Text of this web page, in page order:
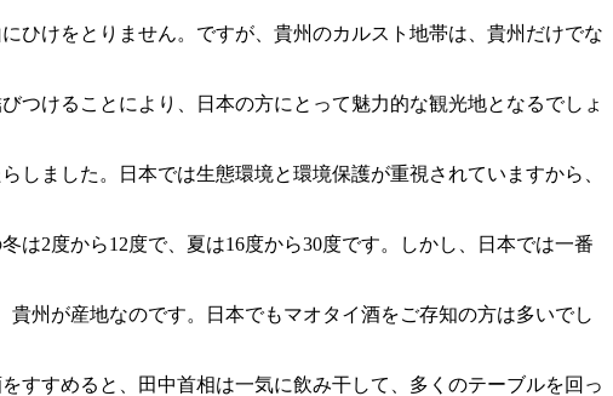
ひけをとりません。ですが、貴州のカルスト地帯は、貴州だけでな
つけることにより、日本の方にとって魅力的な観光地となるでしょ
ました。日本では生態環境と環境保護が重視されていますから、
2度から12度で、夏は16度から30度です。しかし、日本では一番
州が産地なのです。日本でもマオタイ酒をご存知の方は多いでし
すすめると、田中首相は一気に飲み干して、多くのテーブルを回っ